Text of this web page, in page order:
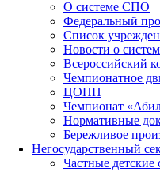
О системе СПО
Федеральный
Список
Новости о
Всероссийский
Чемпионатное
ЦОПП
Чемпионат
Нормативные
Бережливое
Негосударственный
Частные детские